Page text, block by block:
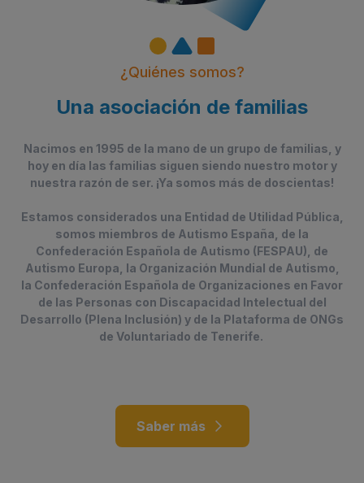
¿Quiénes somos?
Una asociación de familias
Nacimos en 1995 de la mano de un grupo de familias, y
hoy en día las familias siguen siendo nuestro motor y
nuestra razón de ser. ¡Ya somos más de doscientas!
Estamos considerados una Entidad de Utilidad Pública,
somos miembros de Autismo España, de la
Confederación Española de Autismo (FESPAU), de
Autismo Europa, la Organización Mundial de Autismo,
la Confederación Española de Organizaciones en Favor
de las Personas con Discapacidad Intelectual del
Desarrollo (Plena Inclusión) y de la Plataforma de ONGs
de Voluntariado de Tenerife.
Saber más